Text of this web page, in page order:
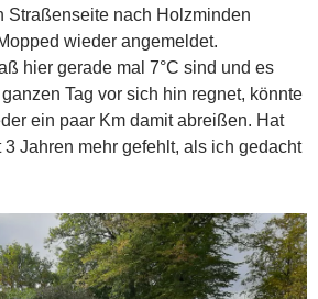
Straßenseite nach Holzminden
wieder angemeldet.
hier gerade mal 7°C sind und es
Tag vor sich hin regnet, könnte
ein paar Km damit abreißen. Hat
3 Jahren mehr gefehlt, als ich gedacht